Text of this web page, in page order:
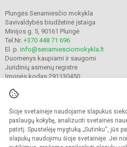
Šioje svetainėje naudojame slapukus
paslaugų kokybę, analizuoti svetainės
patirtį. Spustelėję mygtuką „Sutinku“, jūs
slapukų naudojimu šioje svetainėje. Jei
Plungės Senamiesčio mokykla
Savivaldybės biudžetinė įstaiga
Minijos g. 5, 90161 Plungė
Tel.Nr. +370 448 71 696
El. p. info@senamiesciomokykla.lt
Duomenys kaupiami ir saugomi
Juridinių asmenų registre
Įmonės kodas 291130450
© 2022. Plungės Senamiesčio
Kopijuoti turinį be raštiško gimnazijos
Prieinamumo paraiška